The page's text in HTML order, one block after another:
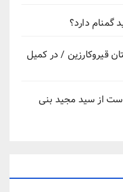
گمنام دارد؟
قیروکارزین / در کمیل
از سید مجید بنی